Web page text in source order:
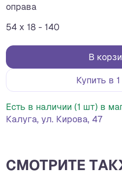
оправа
54 x 18 - 140
В
Купить в
Есть в наличии (1 шт) в
Калуга, ул. Кирова, 47
СМОТРИТЕ